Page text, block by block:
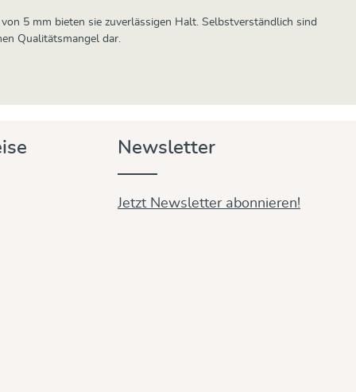
5 mm bieten sie zuverlässigen Halt. Selbstverständlich sind
Qualitätsmangel dar.
Newsletter
Jetzt Newsletter abonnieren!